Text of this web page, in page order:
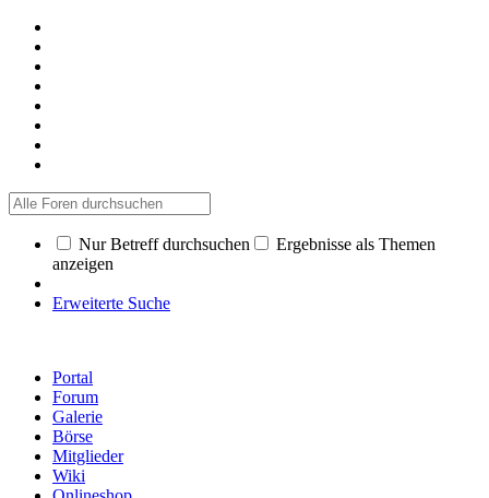
Nur Betreff durchsuchen
Ergebnisse als Themen
anzeigen
Erweiterte Suche
Portal
Forum
Galerie
Börse
Mitglieder
Wiki